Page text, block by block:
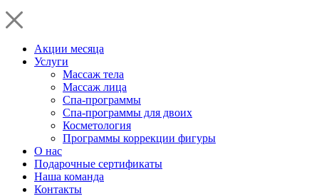
Акции месяца
Услуги
Массаж тела
Массаж лица
Спа-программы
Спа-программы для двоих
Косметология
Программы коррекции фигуры
О нас
Подарочные сертификаты
Наша команда
Контакты